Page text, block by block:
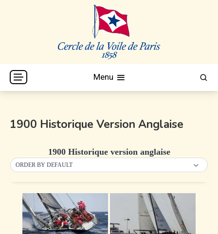
CVP
Cercle de la Voile de Paris
Menu
1900 Historique Version Anglaise
1900 Historique version anglaise
ORDER BY DEFAULT